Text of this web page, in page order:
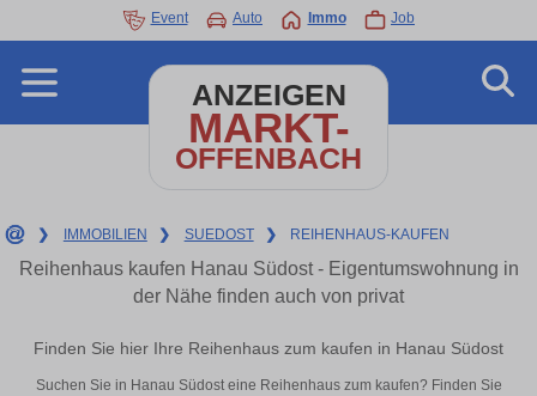
Event Auto Immo Job
ANZEIGEN
MARKT-
OFFENBACH
❯ IMMOBILIEN ❯ SUEDOST ❯ REIHENHAUS-KAUFEN
Reihenhaus kaufen Hanau Südost - Eigentumswohnung in
der Nähe finden auch von privat
Finden Sie hier Ihre Reihenhaus zum kaufen in Hanau Südost
Suchen Sie in Hanau Südost eine Reihenhaus zum kaufen? Finden Sie